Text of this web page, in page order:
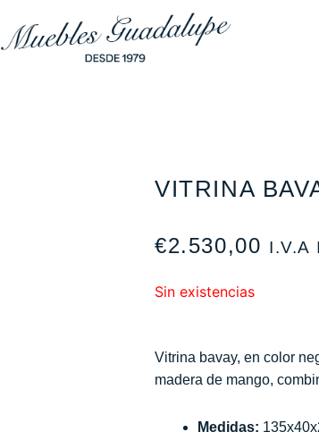
VITRINA
€2.530,00 I.V.A
Sin existencias
Vitrina bavay, en color
madera de mango,
Medidas: